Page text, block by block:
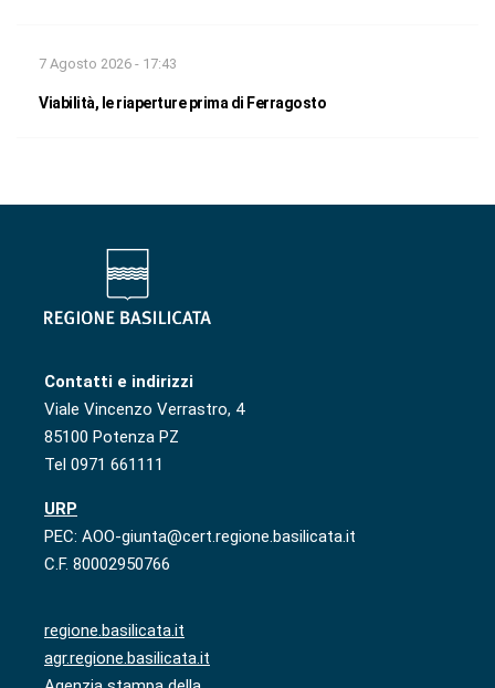
7 Agosto 2026 - 17:43
Viabilità, le riaperture prima di Ferragosto
Contatti e indirizzi
Viale Vincenzo Verrastro, 4
85100 Potenza PZ
Tel 0971 661111
URP
PEC: AOO-giunta@cert.regione.basilicata.it
C.F. 80002950766
regione.basilicata.it
agr.regione.basilicata.it